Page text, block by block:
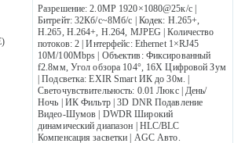
Разрешение: 2.0МР 1920×1080@25к/с |
Битрейт: 32Кб/с~8Мб/с | Кодек: H.265+,
H.265, H.264+, H.264, MJPEG | Количество
потоков: 2 | Интерфейс: Ethernet 1×RJ45
10M/100Mbps | Объектив: Фиксированный
f2.8мм, Угол обзора 104°, 16X Цифровой Зум
| Подсветка: EXIR Smart ИК до 30м. |
Светочувствительность: 0.01 Люкс | День/
Ночь | ИК Фильтр | 3D DNR Подавление
Видео-Шумов | DWDR Широкий
динамический диапазон | HLC/BLC
Компенсация засветки | AGC Авто.